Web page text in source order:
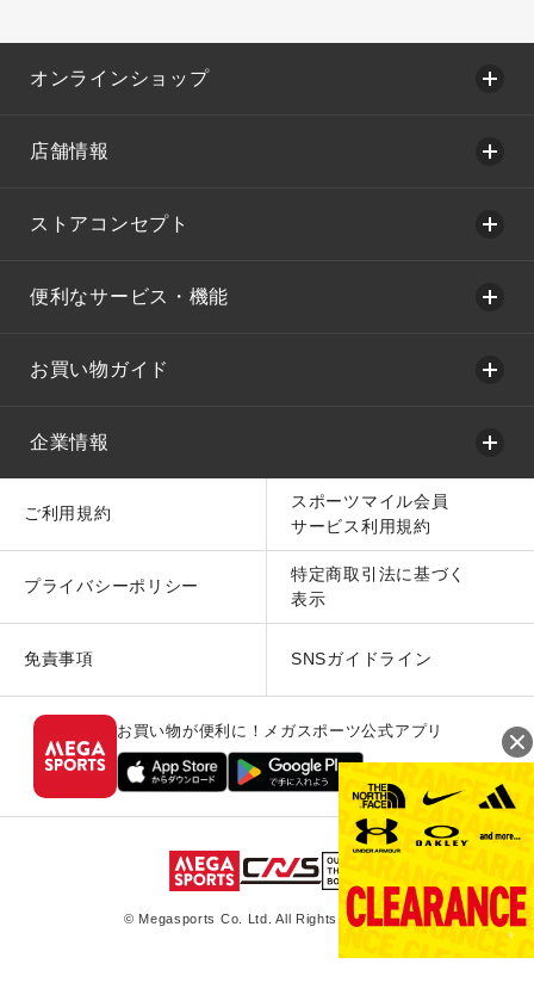
オンラインショップ
店舗情報
ストアコンセプト
便利なサービス・機能
お買い物ガイド
企業情報
ご利用規約
スポーツマイル会員
サービス利用規約
プライバシーポリシー
特定商取引法に基づく
表示
免責事項 SNSガイドライン
お買い物が便利に！メガスポーツ公式アプリ
© Megasports Co. Ltd. All Rights Reserved.